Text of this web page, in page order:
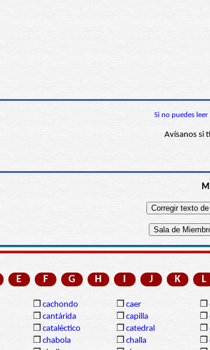
Si no puedes
Avísanos si
E F G H I J K L
❒ cachondo ❒ caer ❒
❒ cantárida ❒ capilla ❒
❒ cataléctico ❒ catedral ❒
❒ chabola ❒ challa ❒